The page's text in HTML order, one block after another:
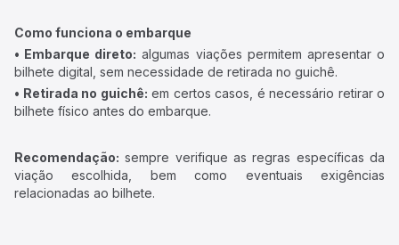
Como funciona o embarque
• Embarque direto: algumas viações permitem apresentar o
bilhete digital, sem necessidade de retirada no guichê.
• Retirada no guichê: em certos casos, é necessário retirar o
bilhete físico antes do embarque.
Recomendação: sempre verifique as regras específicas da
viação escolhida, bem como eventuais exigências
relacionadas ao bilhete.